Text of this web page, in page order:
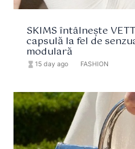
SKIMS întâlnește
capsulă la fel de
modulară
hourglass_full 15 day ago FASHION